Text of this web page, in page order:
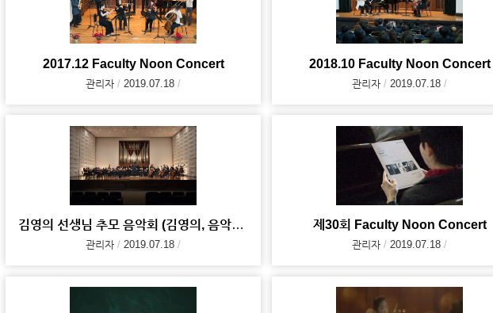
2017.12 Faculty Noon Concert
관리자 2019.07.18
2018.10 Faculty Noon Concert
관리자 2019.07.18
김영의 선생님 추모 음악회 (김영의, 음악으로 참 아름다운 세상을 꿈꾸다)
관리자 2019.07.18
제30회 Faculty Noon Concert
관리자 2019.07.18